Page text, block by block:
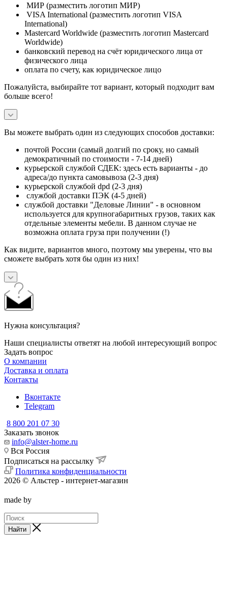
МИР (разместить логотип МИР)
VISA International (разместить логотип VISA
International)
Mastercard Worldwide (разместить логотип Mastercard
Worldwide)
банковский перевод на счёт юридического лица от
физического лица
оплата по счету, как юридическое лицо
Пожалуйста, выбирайте тот вариант, который подходит вам
больше всего!
Вы можете выбрать один из следующих способов доставки:
почтой России (самый долгий по сроку, но самый
демократичный по стоимости - 7-14 дней)
курьерской службой СДЕК: здесь есть варианты - до
адреса/до пункта самовывоза (2-3 дня)
курьерской службой dpd (2-3 дня)
службой доставки ПЭК (4-5 дней)
службой доставки "Деловые Линии" - в основном
используется для крупногабаритных грузов, таких как
отдельные элементы мебели. В данном случае не
возможна оплата груза при получении (!)
Как видите, вариантов много, поэтому мы уверены, что вы
сможете выбрать хотя бы один из них!
Нужна консультация?
Наши специалисты ответят на любой интересующий вопрос
Задать вопрос
О компании
Доставка и оплата
Контакты
Вконтакте
Telegram
8 800 201 07 30
Заказать звонок
info@alster-home.ru
Вся Россия
Подписаться на рассылку
Политика конфиденциальности
2026 © Альстер - интернет-магазин
made by
Найти